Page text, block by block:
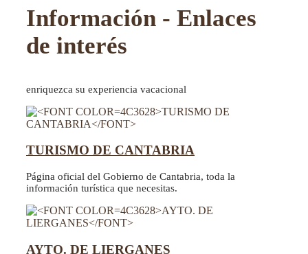
Información - Enlaces
de interés
enriquezca su experiencia vacacional
TURISMO DE CANTABRIA
Página oficial del Gobierno de Cantabria, toda la
información turística que necesitas.
AYTO. DE LIERGANES